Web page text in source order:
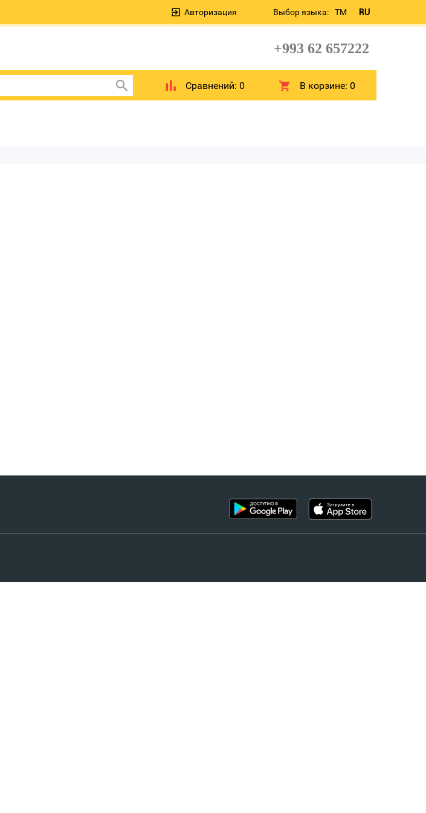
Выбор языка: TM RU
Авторизация
+993 62 657222
Сравнений: 0 В корзине:0